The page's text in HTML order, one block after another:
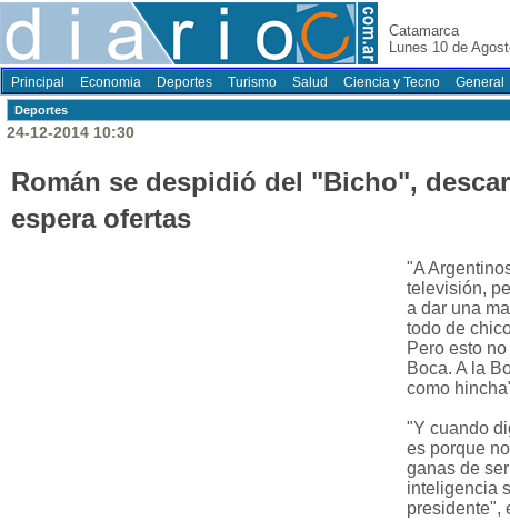
Catamarca
Lunes 10 de
Principal Economia Deportes Turismo Salud Ciencia y Tecno General
Deportes
24-12-2014 10:30
Román se despidió del "Bicho",
espera ofertas
"A
televisión,
a dar una
todo de
Pero esto
Boca. A la
como
"Y cuando
es porque
ganas de
inteligencia
presidente",